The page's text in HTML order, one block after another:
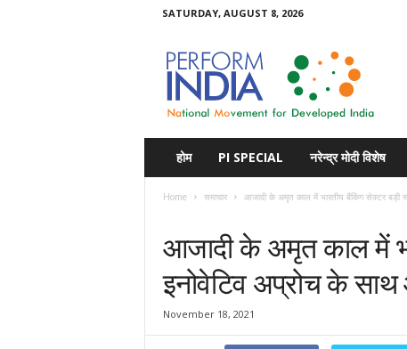
SATURDAY, AUGUST 8, 2026
होम PI SPECIAL नरेन्द्र मोदी विशेष
Home समाचार आजादी के अमृत काल में भारतीय बैंकिंग सेक्टर बड़ी
आजादी के अमृत काल में
इनोवेटिव अप्रोच के साथ
November 18, 2021